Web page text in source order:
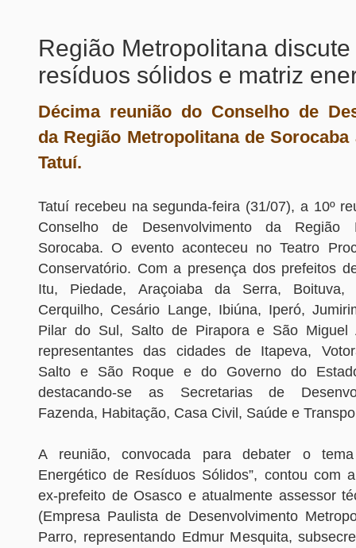
Região Metropolitana discute
resíduos sólidos e matriz
Décima reunião do Conselho de
da Região Metropolitana de Sorocaba
Tatuí.
Tatuí recebeu na segunda-feira (31/07), a 10º
Conselho de Desenvolvimento da Região
Sorocaba. O evento aconteceu no Teatro
Conservatório. Com a presença dos prefeitos
Itu, Piedade, Araçoiaba da Serra,
Cerquilho, Cesário Lange, Ibiúna, Iperó,
Pilar do Sul, Salto de Pirapora e São Miguel
representantes das cidades de Itapeva,
Salto e São Roque e do Governo do
destacando-se as Secretarias de
Fazenda, Habitação, Casa Civil, Saúde e
A reunião, convocada para debater o tema
Energético de Resíduos Sólidos”, contou com
ex-prefeito de Osasco e atualmente assessor
(Empresa Paulista de Desenvolvimento
Parro, representando Edmur Mesquita,